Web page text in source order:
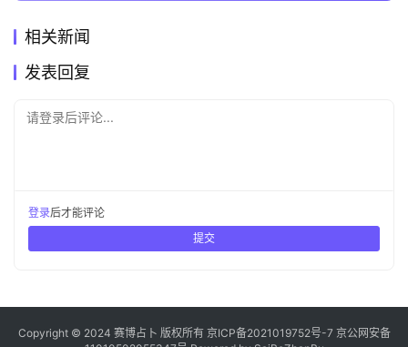
相关新闻
发表回复
请登录后评论...
登录后才能评论
提交
Copyright © 2024 赛博占卜 版权所有 京ICP备2021019752号-7 京公网安备